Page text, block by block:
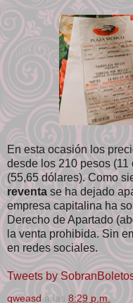
En esta ocasión los
desde los 210 pesos
(55,65 dólares). Como
reventa se ha dejado
empresa capitalina ha
Derecho de Apartado
la venta prohibida. Sin
en redes sociales.
Tweets by
qweasd a las 8:29 p.m.